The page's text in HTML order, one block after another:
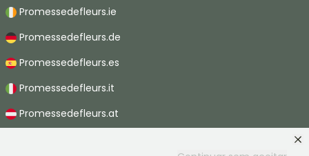
Promessedefleurs.ie
Promessedefleurs.de
Promessedefleurs.es
Promessedefleurs.it
Promessedefleurs.at